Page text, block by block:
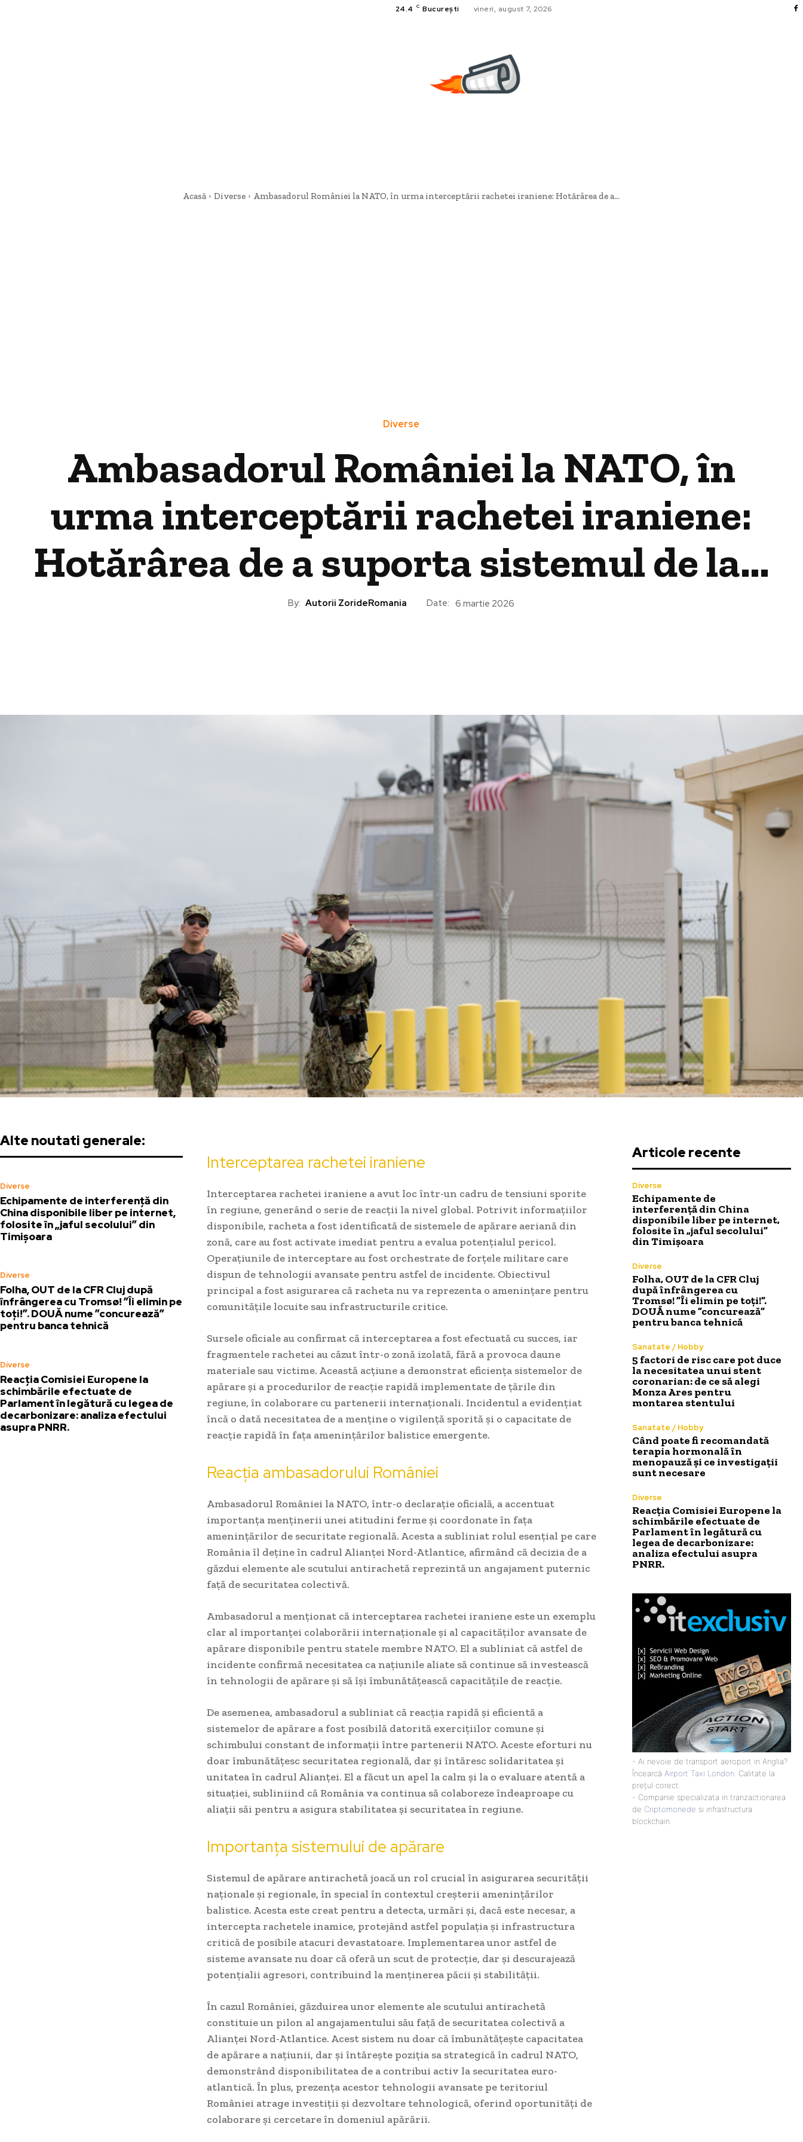
24.4 C București vineri, august 7, 2026
Acasă Diverse Ambasadorul României la NATO, în urma interceptării rachetei iraniene: Hotărârea de a...
Diverse
Ambasadorul României la NATO, în
urma interceptării rachetei iraniene:
Hotărârea de a suporta sistemul de la…
By: Autorii ZorideRomania Date: 6 martie 2026
Alte noutati generale:
Diverse
Echipamente de interferență din
China disponibile liber pe internet,
folosite în „jaful secolului” din
Timișoara
Diverse
Folha, OUT de la CFR Cluj după
înfrângerea cu Tromsø! ”Îi elimin pe
toți!”. DOUĂ nume ”concurează”
pentru banca tehnică
Diverse
Reacția Comisiei Europene la
schimbările efectuate de
Parlament în legătură cu legea de
decarbonizare: analiza efectului
asupra PNRR.
Interceptarea rachetei iraniene
Interceptarea rachetei iraniene a avut loc într-un cadru de tensiuni sporite
în regiune, generând o serie de reacții la nivel global. Potrivit informațiilor
disponibile, racheta a fost identificată de sistemele de apărare aeriană din
zonă, care au fost activate imediat pentru a evalua potențialul pericol.
Operațiunile de interceptare au fost orchestrate de forțele militare care
dispun de tehnologii avansate pentru astfel de incidente. Obiectivul
principal a fost asigurarea că racheta nu va reprezenta o amenințare pentru
comunitățile locuite sau infrastructurile critice.
Sursele oficiale au confirmat că interceptarea a fost efectuată cu succes, iar
fragmentele rachetei au căzut într-o zonă izolată, fără a provoca daune
materiale sau victime. Această acțiune a demonstrat eficiența sistemelor de
apărare și a procedurilor de reacție rapidă implementate de țările din
regiune, în colaborare cu partenerii internaționali. Incidentul a evidențiat
încă o dată necesitatea de a menține o vigilență sporită și o capacitate de
reacție rapidă în fața amenințărilor balistice emergente.
Reacția ambasadorului României
Ambasadorul României la NATO, într-o declarație oficială, a accentuat
importanța menținerii unei atitudini ferme și coordonate în fața
amenințărilor de securitate regională. Acesta a subliniat rolul esențial pe care
România îl deține în cadrul Alianței Nord-Atlantice, afirmând că decizia de a
găzdui elemente ale scutului antirachetă reprezintă un angajament puternic
față de securitatea colectivă.
Ambasadorul a menționat că interceptarea rachetei iraniene este un exemplu
clar al importanței colaborării internaționale și al capacităților avansate de
apărare disponibile pentru statele membre NATO. El a subliniat că astfel de
incidente confirmă necesitatea ca națiunile aliate să continue să investească
în tehnologii de apărare și să își îmbunătățească capacitățile de reacție.
De asemenea, ambasadorul a subliniat că reacția rapidă și eficientă a
sistemelor de apărare a fost posibilă datorită exercițiilor comune și
schimbului constant de informații între partenerii NATO. Aceste eforturi nu
doar îmbunătățesc securitatea regională, dar și întăresc solidaritatea și
unitatea în cadrul Alianței. El a făcut un apel la calm și la o evaluare atentă a
situației, subliniind că România va continua să colaboreze îndeaproape cu
aliații săi pentru a asigura stabilitatea și securitatea în regiune.
Importanța sistemului de apărare
Sistemul de apărare antirachetă joacă un rol crucial în asigurarea securității
naționale și regionale, în special în contextul creșterii amenințărilor
balistice. Acesta este creat pentru a detecta, urmări și, dacă este necesar, a
intercepta rachetele inamice, protejând astfel populația și infrastructura
critică de posibile atacuri devastatoare. Implementarea unor astfel de
sisteme avansate nu doar că oferă un scut de protecție, dar și descurajează
potențialii agresori, contribuind la menținerea păcii și stabilității.
În cazul României, găzduirea unor elemente ale scutului antirachetă
constituie un pilon al angajamentului său față de securitatea colectivă a
Alianței Nord-Atlantice. Acest sistem nu doar că îmbunătățește capacitatea
de apărare a națiunii, dar și întărește poziția sa strategică în cadrul NATO,
demonstrând disponibilitatea de a contribui activ la securitatea euro-
atlantică. În plus, prezența acestor tehnologii avansate pe teritoriul
României atrage investiții și dezvoltare tehnologică, oferind oportunități de
colaborare și cercetare în domeniul apărării.
Articole recente
Diverse
Echipamente de
interferență din China
disponibile liber pe internet,
folosite în „jaful secolului”
din Timișoara
Diverse
Folha, OUT de la CFR Cluj
după înfrângerea cu
Tromsø! ”Îi elimin pe toți!”.
DOUĂ nume ”concurează”
pentru banca tehnică
Sanatate / Hobby
5 factori de risc care pot duce
la necesitatea unui stent
coronarian: de ce să alegi
Monza Ares pentru
montarea stentului
Sanatate / Hobby
Când poate fi recomandată
terapia hormonală în
menopauză și ce investigații
sunt necesare
Diverse
Reacția Comisiei Europene la
schimbările efectuate de
Parlament în legătură cu
legea de decarbonizare:
analiza efectului asupra
PNRR.
- Ai nevoie de transport aeroport in Anglia?
Încearcă Airport Taxi London . Calitate la
prețul corect.
- Companie specializata in tranzactionarea
de Criptomonede si infrastructura
blockchain.